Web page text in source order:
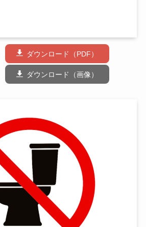
ダウンロード（PDF）
ダウンロード（画像）